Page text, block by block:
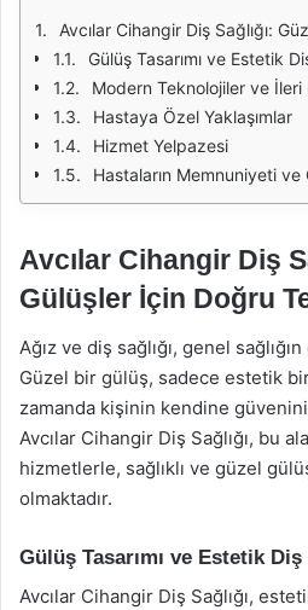
Avcılar Cihangir Diş Sağlığı:
Gülüş Tasarımı ve Estetik
Modern Teknolojiler ve
Hastaya Özel Yaklaşımlar
Hizmet Yelpazesi
Hastaların Memnuniyeti ve
Avcılar Cihangir Diş
Gülüşler İçin Doğru
Ağız ve diş sağlığı, genel
Güzel bir gülüş, sadece estetik
zamanda kişinin kendine
Avcılar Cihangir Diş Sağlığı, bu
hizmetlerle, sağlıklı ve güzel
olmaktadır.
Gülüş Tasarımı ve Estetik
Avcılar Cihangir Diş Sağlığı,